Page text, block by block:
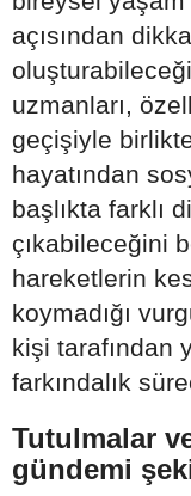
açısından
uzmanları,
geçişiyle
hayatından
başlıkta farklı
çıkabileceğini
hareketlerin
koymadığı
kişi tarafından
farkındalık
Tutulmalar
gündemi